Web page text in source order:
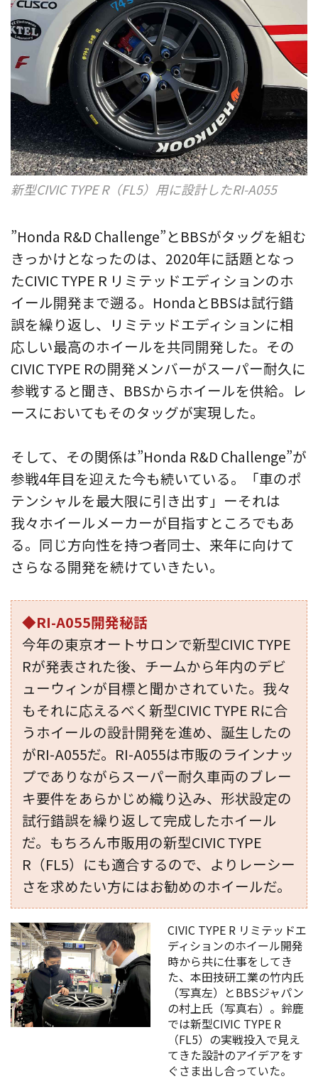
新型CIVIC TYPE R（FL5）用に設計したRI-A055
”Honda R&D Challenge”とBBSがタッグを組む
きっかけとなったのは、2020年に話題となっ
たCIVIC TYPE R リミテッドエディションのホ
イール開発まで遡る。HondaとBBSは試行錯
誤を繰り返し、リミテッドエディションに相
応しい最高のホイールを共同開発した。その
CIVIC TYPE Rの開発メンバーがスーパー耐久に
参戦すると聞き、BBSからホイールを供給。レ
ースにおいてもそのタッグが実現した。
そして、その関係は”Honda R&D Challenge”が
参戦4年目を迎えた今も続いている。「車のポ
テンシャルを最大限に引き出す」ーそれは
我々ホイールメーカーが目指すところでもあ
る。同じ方向性を持つ者同士、来年に向けて
さらなる開発を続けていきたい。
◆RI-A055開発秘話
今年の東京オートサロンで新型CIVIC TYPE
Rが発表された後、チームから年内のデビ
ューウィンが目標と聞かされていた。我々
もそれに応えるべく新型CIVIC TYPE Rに合
うホイールの設計開発を進め、誕生したの
がRI-A055だ。RI-A055は市販のラインナッ
プでありながらスーパー耐久車両のブレー
キ要件をあらかじめ織り込み、形状設定の
試行錯誤を繰り返して完成したホイール
だ。もちろん市販用の新型CIVIC TYPE
R（FL5）にも適合するので、よりレーシー
さを求めたい方にはお勧めのホイールだ。
CIVIC TYPE R リミテッドエ
ディションのホイール開発
時から共に仕事をしてき
た、本田技研工業の竹内氏
（写真左）とBBSジャパン
の村上氏（写真右）。鈴鹿
では新型CIVIC TYPE R
（FL5）の実戦投入で見え
てきた設計のアイデアをす
ぐさま出し合っていた。